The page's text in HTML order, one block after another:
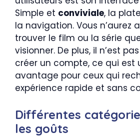
Simple et conviviale, la
la navigation. Vous n’aurez
trouver le film ou la série
visionner. De plus, il n’est
créer un compte, ce qui est
avantage pour ceux qui
expérience rapide et sans
Différentes
les goûts